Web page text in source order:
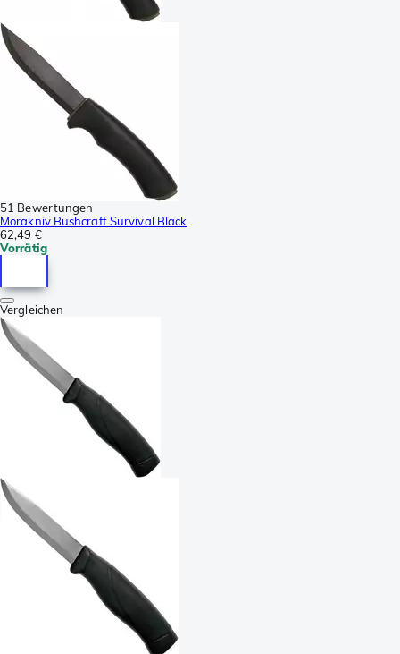
51 Bewertungen
Morakniv Bushcraft Survival Black
62,49 €
Vorrätig
Vergleichen